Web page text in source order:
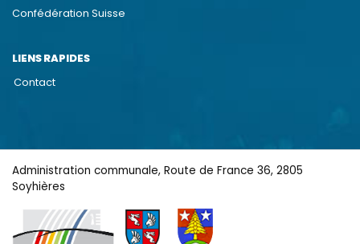
Confédération Suisse
LIENS RAPIDES
Contact
Administration communale, Route de France 36, 2805
Soyhières